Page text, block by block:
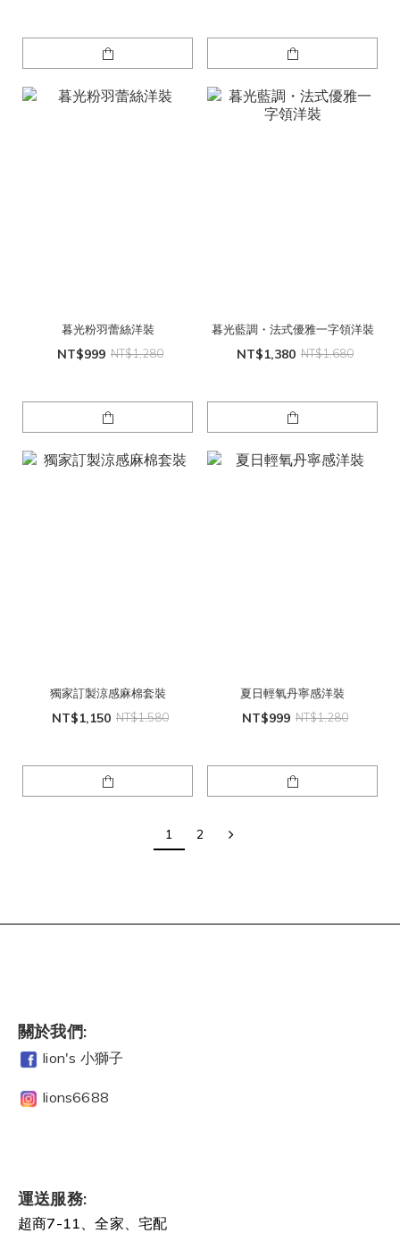
暮光粉羽蕾絲洋裝
NT$999 NT$1,280
暮光藍調・法式優雅一字領洋裝
NT$1,380 NT$1,680
獨家訂製涼感麻棉套裝
NT$1,150 NT$1,580
夏日輕氧丹寧感洋裝
NT$999 NT$1,280
1 2
關於我們:
lion's 小獅子
lions6688
運送服務:
超商7-11、全家、宅配